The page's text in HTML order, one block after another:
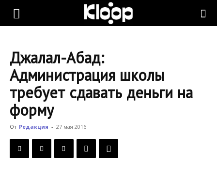
KLOOP.KG
Новости
Джалал-Абад:
Администрация школы
требует сдавать деньги на
форму
От Редакция - 27 мая 2016